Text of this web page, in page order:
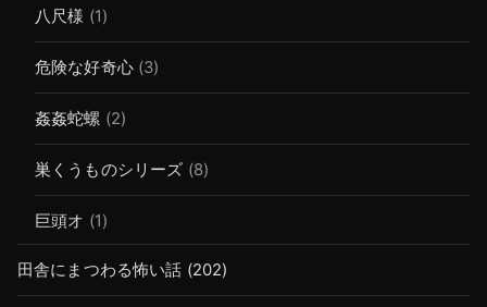
八尺様 (1)
危険な好奇心(3)
姦姦蛇螺 (2)
巣くうものシリーズ (8)
巨頭オ (1)
田舎にまつわる怖い話 (202)